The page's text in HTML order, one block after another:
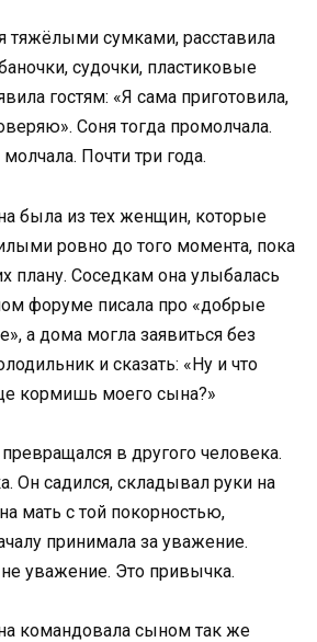
тяжёлыми сумками, расставила
судочки, пластиковые
гостям: «Я сама приготовила,
Соня тогда промолчала.
Почти три года.
была из тех женщин, которые
ровно до того момента, пока
плану. Соседкам она улыбалась
форуме писала про «добрые
а дома могла заявиться без
и сказать: «Ну и что
кормишь моего сына?»
в другого человека.
Он садился, складывал руки на
мать с той покорностью,
принимала за уважение.
уважение. Это привычка.
командовала сыном так же